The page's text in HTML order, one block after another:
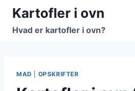
Fortsæt
indhold
Kartofler i ovn
Hvad er kartofler i ovn?
MAD OPSKRIFTER